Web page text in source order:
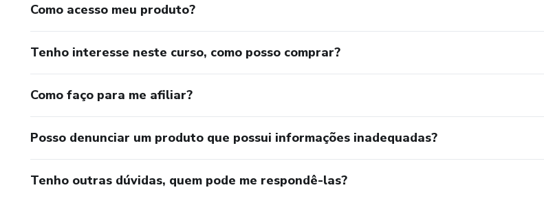
Como acesso meu produto?
Tenho interesse neste curso, como posso comprar?
Como faço para me afiliar?
Posso denunciar um produto que possui informações inadequadas?
Tenho outras dúvidas, quem pode me respondê-las?